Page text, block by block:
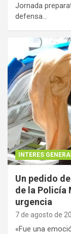
Jornada
defensa…
INTERES
Un pedido
de la Policía
urgencia
7 de agosto de
«Fue una